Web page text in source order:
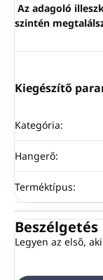
Az adagoló
szintén
Kiegészítő
Kategória:
Hangerő:
Terméktípus:
Beszélgetés
Legyen az első,